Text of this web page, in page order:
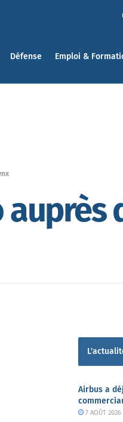
Défense Emploi &
auprès
Airbus a
7 AOÛT 2026